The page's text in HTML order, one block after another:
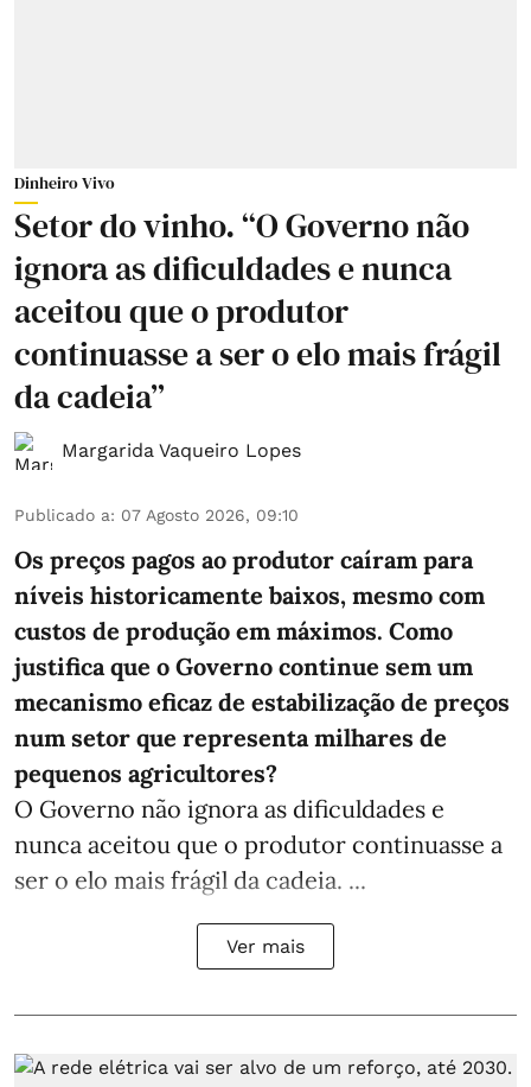
Dinheiro Vivo
Setor do vinho. “O Governo não
ignora as dificuldades e nunca
aceitou que o produtor
continuasse a ser o elo mais frágil
da cadeia”
Margarida Vaqueiro Lopes
Publicado a: 07 Agosto 2026, 09:10
Os preços pagos ao produtor caíram para
níveis historicamente baixos, mesmo com
custos de produção em máximos. Como
justifica que o Governo continue sem um
mecanismo eficaz de estabilização de preços
num setor que representa milhares de
pequenos agricultores?
O Governo não ignora as dificuldades e
nunca aceitou que o produtor continuasse a
ser o elo mais frágil da cadeia. ...
Ver mais